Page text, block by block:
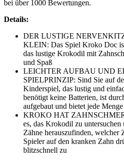
bei über 1000 Bewertungen.
Details:
DER LUSTIGE
KLEIN: Das Spiel Kroko Doc
das lustige Krokodil mit
und Spaß
LEICHTER AUFBAU UND
SPIELPRINZIP: Sind Sie auf
Kinderspiel, das lustig und
benötigt keine Batterien, ist
aufgebaut und bietet jede
KROKO HAT
es, das Krokodil zu
Zähne herauszufinden, welcher
Spieler auf den kranken Zahn
blitzschnell zu